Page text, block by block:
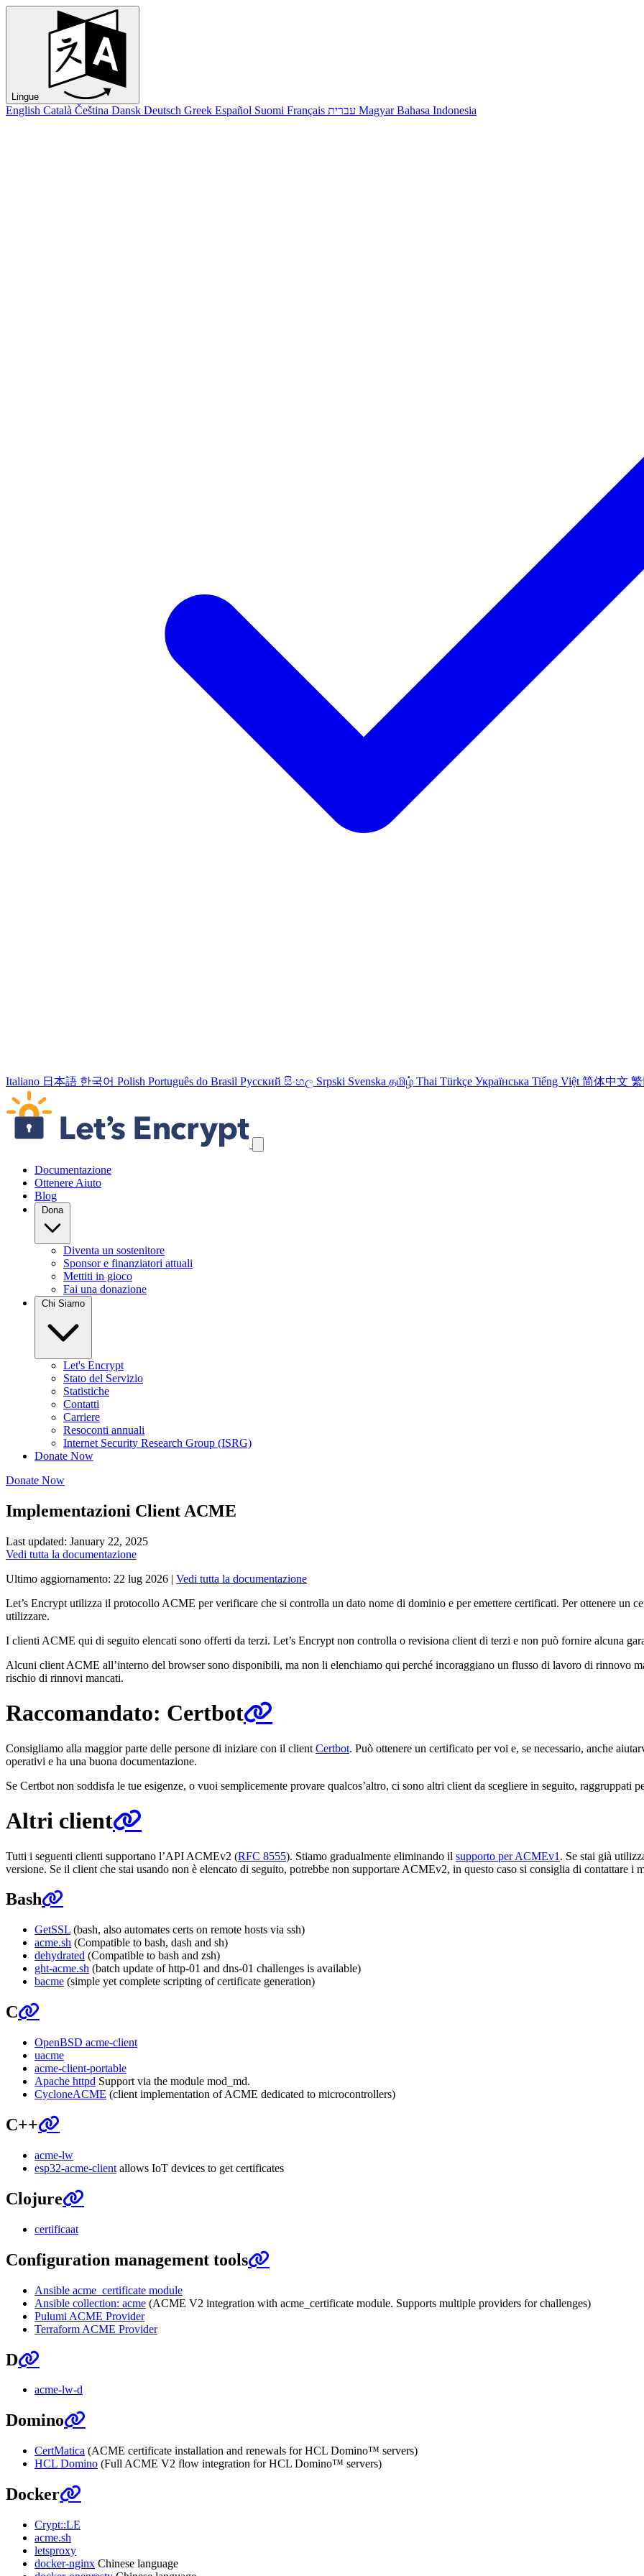
Lingue
English Català Čeština Dansk Deutsch Greek Español Suomi Français עברית Magyar Bahasa Indonesia
Italiano 日本語 한국어 Polish Português do Brasil Русский සිංහල Srpski Svenska தமிழ் Thai Türkçe Українська Tiếng Việt 简体中文
Salta link di navigazione
Documentazione
Ottenere Aiuto
Blog
Dona
Diventa un sostenitore
Sponsor e finanziatori attuali
Mettiti in gioco
Fai una donazione
Chi Siamo
Let's Encrypt
Stato del Servizio
Statistiche
Contatti
Carriere
Resoconti annuali
Internet Security Research Group (ISRG)
Donate Now
Donate Now
Implementazioni Client ACME
Last updated: January 22, 2025
Vedi tutta la documentazione
Ultimo aggiornamento: 22 lug 2026 | Vedi tutta la documentazione
Let’s Encrypt utilizza il protocollo ACME per verificare che si controlla un dato nome di dominio e per emettere certificati. Per ottenere un
utilizzare.
I clienti ACME qui di seguito elencati sono offerti da terzi. Let’s Encrypt non controlla o revisiona client di terzi e non può fornire alcuna
Alcuni client ACME all’interno del browser sono disponibili, ma non li elenchiamo qui perché incoraggiano un flusso di lavoro di rinnovo
rischio di rinnovi mancati.
Raccomandato: Certbot
Consigliamo alla maggior parte delle persone di iniziare con il client Certbot. Può ottenere un certificato per voi e, se necessario, anche
operativi e ha una buona documentazione.
Se Certbot non soddisfa le tue esigenze, o vuoi semplicemente provare qualcos’altro, ci sono altri client da scegliere in seguito, raggruppati
Altri client
Tutti i seguenti clienti supportano l’API ACMEv2 (RFC 8555). Stiamo gradualmente eliminando il supporto per ACMEv1 . Se stai già
versione. Se il client che stai usando non è elencato di seguito, potrebbe non supportare ACMEv2, in questo caso si consiglia di contattare i
Bash
GetSSL (bash, also automates certs on remote hosts via ssh)
acme.sh (Compatible to bash, dash and sh)
dehydrated (Compatible to bash and zsh)
ght-acme.sh (batch update of http-01 and dns-01 challenges is available)
bacme (simple yet complete scripting of certificate generation)
C
OpenBSD acme-client
uacme
acme-client-portable
Apache httpd Support via the module mod_md.
CycloneACME (client implementation of ACME dedicated to microcontrollers)
C++
acme-lw
esp32-acme-client allows IoT devices to get certificates
Clojure
certificaat
Configuration management tools
Ansible acme_certificate module
Ansible collection: acme (ACME V2 integration with acme_certificate module. Supports multiple providers for challenges)
Pulumi ACME Provider
Terraform ACME Provider
D
acme-lw-d
Domino
CertMatica (ACME certificate installation and renewals for HCL Domino™ servers)
HCL Domino (Full ACME V2 flow integration for HCL Domino™ servers)
Docker
Crypt::LE
acme.sh
letsproxy
docker-nginx Chinese language